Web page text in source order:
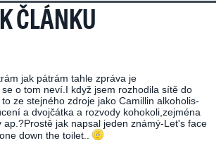
ČLÁNKU
jak pátrám tahle zpráva je
o tom neví.I když jsem rozhodila sítě do
ze stejného zdroje jako Camillin alko­holis­
a dvojčátka a rozvody kohokoli,zejména
ap.?Prostě jak napsal jeden známý-Let's face
down the toilet..